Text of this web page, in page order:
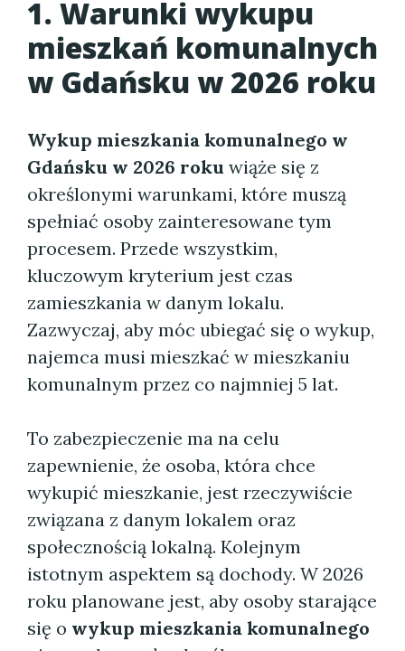
1. Warunki wykupu
mieszkań komunalnych
w Gdańsku w 2026 roku
Wykup mieszkania komunalnego w
Gdańsku w 2026 roku wiąże się z
określonymi warunkami, które muszą
spełniać osoby zainteresowane tym
procesem. Przede wszystkim,
kluczowym kryterium jest czas
zamieszkania w danym lokalu.
Zazwyczaj, aby móc ubiegać się o wykup,
najemca musi mieszkać w mieszkaniu
komunalnym przez co najmniej 5 lat.
To zabezpieczenie ma na celu
zapewnienie, że osoba, która chce
wykupić mieszkanie, jest rzeczywiście
związana z danym lokalem oraz
społecznością lokalną. Kolejnym
istotnym aspektem są dochody. W 2026
roku planowane jest, aby osoby starające
się o wykup mieszkania komunalnego